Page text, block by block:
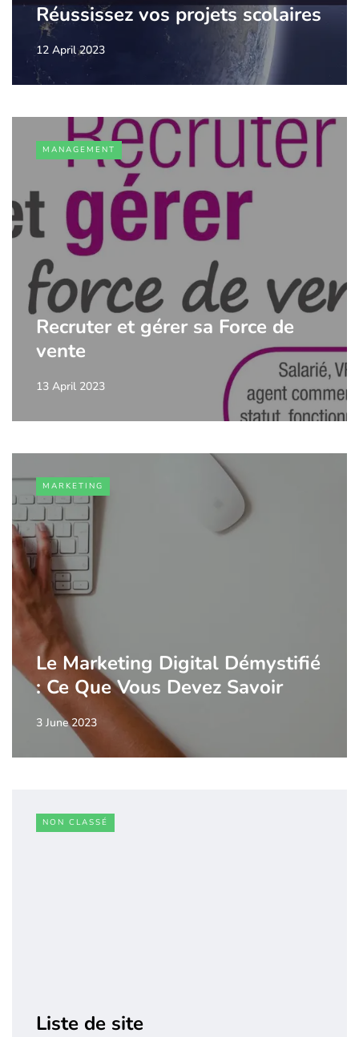
Réussissez vos projets scolaires
12 April 2023
MANAGEMENT
Recruter et gérer sa Force de
vente
13 April 2023
MARKETING
Le Marketing Digital Démystifié
: Ce Que Vous Devez Savoir
3 June 2023
NON CLASSÉ
Liste de site